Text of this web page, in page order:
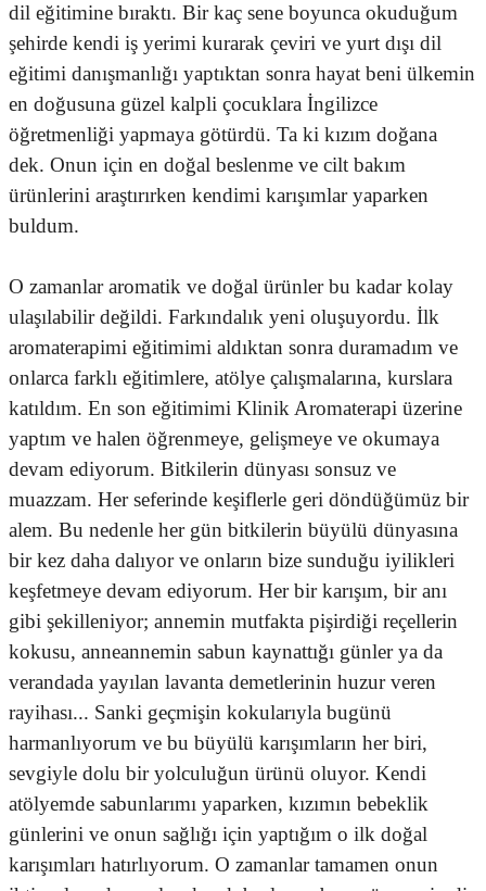
dil eğitimine bıraktı. Bir kaç sene boyunca okuduğum
şehirde kendi iş yerimi kurarak çeviri ve yurt dışı dil
eğitimi danışmanlığı yaptıktan sonra hayat beni ülkemin
en doğusuna güzel kalpli çocuklara İngilizce
öğretmenliği yapmaya götürdü. Ta ki kızım doğana
dek. Onun için en doğal beslenme ve cilt bakım
ürünlerini araştırırken kendimi karışımlar yaparken
buldum.
O zamanlar aromatik ve doğal ürünler bu kadar kolay
ulaşılabilir değildi. Farkındalık yeni oluşuyordu. İlk
aromaterapimi eğitimimi aldıktan sonra duramadım ve
onlarca farklı eğitimlere, atölye çalışmalarına, kurslara
katıldım. En son eğitimimi Klinik Aromaterapi üzerine
yaptım ve halen öğrenmeye, gelişmeye ve okumaya
devam ediyorum. Bitkilerin dünyası sonsuz ve
muazzam. Her seferinde keşiflerle geri döndüğümüz bir
alem. Bu nedenle her gün bitkilerin büyülü dünyasına
bir kez daha dalıyor ve onların bize sunduğu iyilikleri
keşfetmeye devam ediyorum. Her bir karışım, bir anı
gibi şekilleniyor; annemin mutfakta pişirdiği reçellerin
kokusu, anneannemin sabun kaynattığı günler ya da
verandada yayılan lavanta demetlerinin huzur veren
rayihası... Sanki geçmişin kokularıyla bugünü
harmanlıyorum ve bu büyülü karışımların her biri,
sevgiyle dolu bir yolculuğun ürünü oluyor. Kendi
atölyemde sabunlarımı yaparken, kızımın bebeklik
günlerini ve onun sağlığı için yaptığım o ilk doğal
karışımları hatırlıyorum. O zamanlar tamamen onun